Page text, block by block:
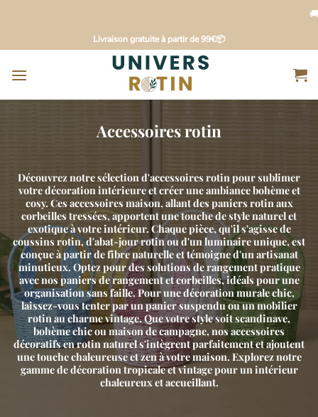
5 à
au
contenu
Livraison gratuite à partir de 99€📦
Accessoires rotin
Découvrez notre sélection d'accessoires rotin pour sublimer
votre décoration intérieure et créer une ambiance bohème et
cosy. Ces accessoires maison, allant des paniers rotin aux
corbeilles tressées, apportent une touche de style naturel et
exotique à votre intérieur. Chaque pièce, qu'il s'agisse de
coussins rotin, d'abat-jour rotin ou d'un luminaire unique, est
conçue à partir de fibre naturelle et témoigne d'un artisanat
minutieux. Optez pour des solutions de rangement pratique
avec nos paniers de rangement et corbeilles, idéals pour une
organisation sans faille. Pour une décoration murale chic,
laissez-vous tenter par un panier suspendu ou un mobilier
rotin au charme vintage. Que votre style soit scandinave,
bohème chic ou maison de campagne, nos accessoires
décoratifs en rotin naturel s'intègrent parfaitement et ajoutent
une touche chaleureuse et zen à votre maison. Explorez notre
gamme de décoration tropicale et vintage pour un intérieur
chaleureux et accueillant.